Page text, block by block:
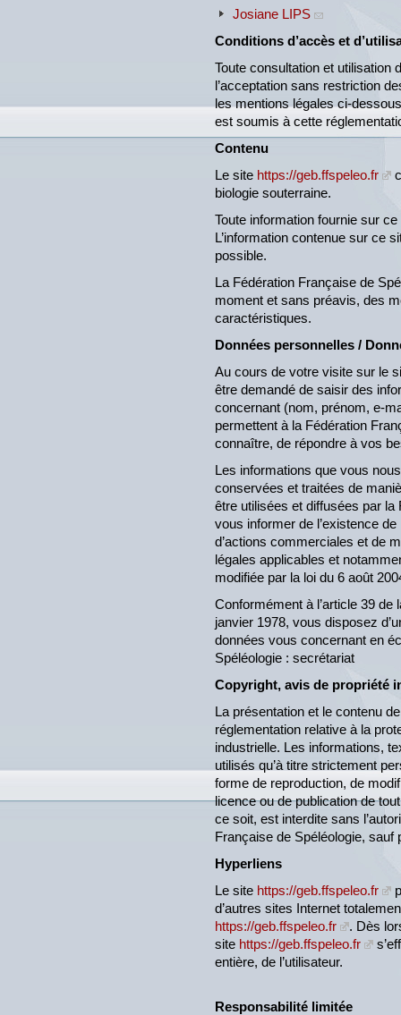
Josiane LIPS
Conditions d’accès et
Toute consultation et utilisation
l’acceptation sans restriction
les mentions légales ci-
est soumis à cette
Contenu
Le site https://geb.ffspeleo.fr
biologie souterraine.
Toute information fournie sur
L’information contenue sur ce
possible.
La Fédération Française de
moment et sans préavis, des
caractéristiques.
Données personnelles /
Au cours de votre visite sur le
être demandé de saisir des
concernant (nom, prénom, e-
permettent à la Fédération
connaître, de répondre à vos
Les informations que vous
conservées et traitées de
être utilisées et diffusées par la
vous informer de l’existence
d’actions commerciales et de
légales applicables et
modifiée par la loi du 6 août
Conformément à l’article 39 de
janvier 1978, vous disposez
données vous concernant en
Spéléologie : secrétariat
Copyright, avis de propriété
La présentation et le contenu
réglementation relative à la
industrielle. Les informations,
utilisés qu’à titre strictement
forme de reproduction, de
licence ou de publication de
ce soit, est interdite sans
Française de Spéléologie, sauf
Hyperliens
Le site https://geb.ffspeleo.fr
d’autres sites Internet
https://geb.ffspeleo.fr
. Dès
site https://geb.ffspeleo.fr
entière, de l’utilisateur.
Responsabilité limitée